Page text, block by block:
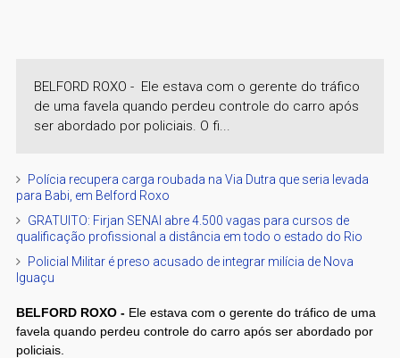
BELFORD ROXO - Ele estava com o gerente do tráfico
de uma favela quando perdeu controle do carro após
ser abordado por policiais. O fi...
Polícia recupera carga roubada na Via Dutra que seria levada
para Babi, em Belford Roxo
GRATUITO: Firjan SENAI abre 4.500 vagas para cursos de
qualificação profissional a distância em todo o estado do Rio
Policial Militar é preso acusado de integrar milícia de Nova
Iguaçu
BELFORD ROXO - Ele estava com o gerente do tráfico de uma
favela quando perdeu controle do carro após ser abordado por
policiais.